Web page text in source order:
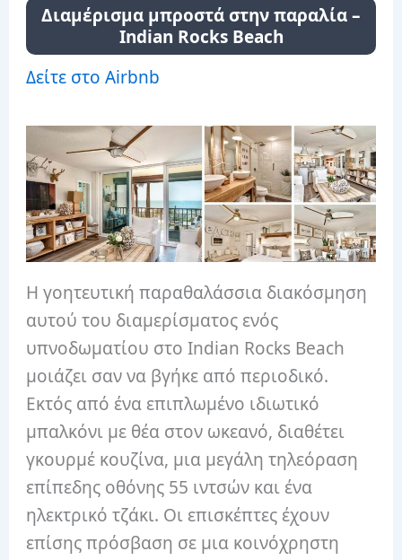
Διαμέρισμα μπροστά στην παραλία –
Indian Rocks Beach
Δείτε στο Airbnb
Η γοητευτική παραθαλάσσια διακόσμηση
αυτού του διαμερίσματος ενός
υπνοδωματίου στο Indian Rocks Beach
μοιάζει σαν να βγήκε από περιοδικό.
Εκτός από ένα επιπλωμένο ιδιωτικό
μπαλκόνι με θέα στον ωκεανό, διαθέτει
γκουρμέ κουζίνα, μια μεγάλη τηλεόραση
επίπεδης οθόνης 55 ιντσών και ένα
ηλεκτρικό τζάκι. Οι επισκέπτες έχουν
επίσης πρόσβαση σε μια κοινόχρηστη